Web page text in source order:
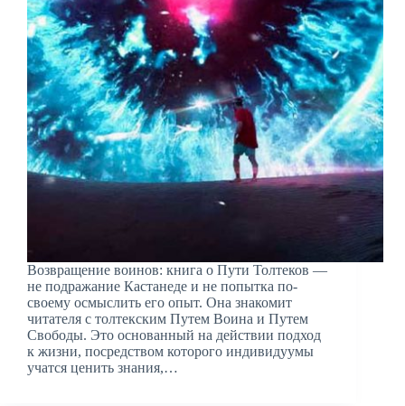
Возвращение воинов: книга о Пути Толтеков —
не подражание Кастанеде и не попытка по-
своему осмыслить его опыт. Она знакомит
читателя с толтекским Путем Воина и Путем
Свободы. Это основанный на действии подход
к жизни, посредством которого индивидуумы
учатся ценить знания,…